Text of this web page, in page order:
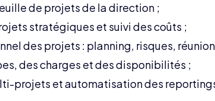
de projets de la direction ;
stratégiques et suivi des coûts ;
des projets : planning, risques,
des charges et des disponibilités ;
projets et automatisation des